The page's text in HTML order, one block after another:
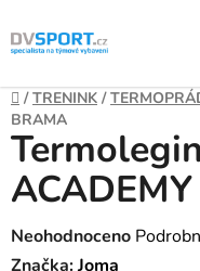
Přejít
na
Domů
/ TRENINK /
BRAMA
Průměrné
hodnocení
Neohodnoceno
Značka:Joma